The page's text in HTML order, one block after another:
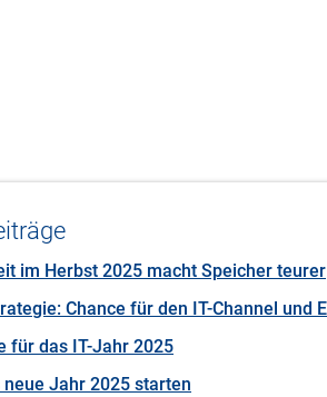
im Herbst 2025 macht Speicher teurer
Chance für den IT-Channel und
für das IT-Jahr 2025
Jahr 2025 starten